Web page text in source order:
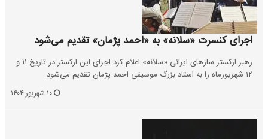
اجرای کنسرت «سلانه» به «احمد پژمان» تقدیم می‌شود
رهبر ارکستر سازهای ایرانی «سلانه» اعلام کرد اجرای این ارکستر در تاریخ ۱۱ و
۱۲ شهریورماه را به استاد بزرگ موسیقی احمد پژمان تقدیم می‌شود.